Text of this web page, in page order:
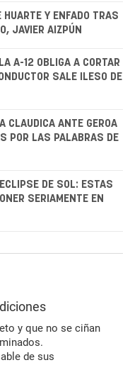
Y ENFADO TRAS
JAVIER AIZPÚN
A-12 OBLIGA A CORTAR
SALE ILESO DE
CLAUDICA ANTE GEROA
POR LAS PALABRAS DE
DE SOL: ESTAS
SERIAMENTE EN
y que no se ciñan
de sus